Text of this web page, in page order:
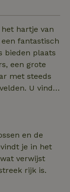
hartje van
fantastisch
bieden plaats
een grote
met steeds
U vindt
waar u
van
binnen
(45 Km),
en de
je in het
verwijst
rijk is.